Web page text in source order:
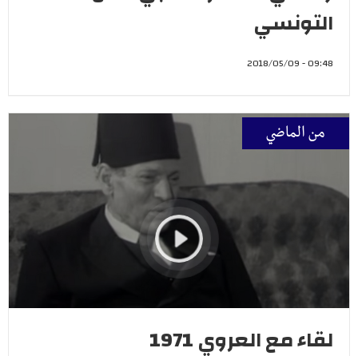
التونسي
09:48 - 2018/05/09
من الماضي
لقاء مع العروي 1971